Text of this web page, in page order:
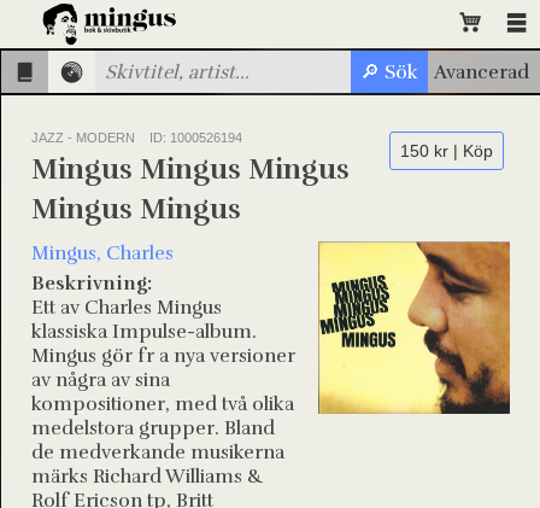
JAZZ - MODERN ID: 1000526194
150 kr | Köp
Mingus Mingus Mingus
Mingus Mingus
Mingus, Charles
Beskrivning:
Ett av Charles Mingus
klassiska Impulse-album.
Mingus gör fr a nya versioner
av några av sina
kompositioner, med två olika
medelstora grupper. Bland
de medverkande musikerna
märks Richard Williams &
Rolf Ericson tp, Britt